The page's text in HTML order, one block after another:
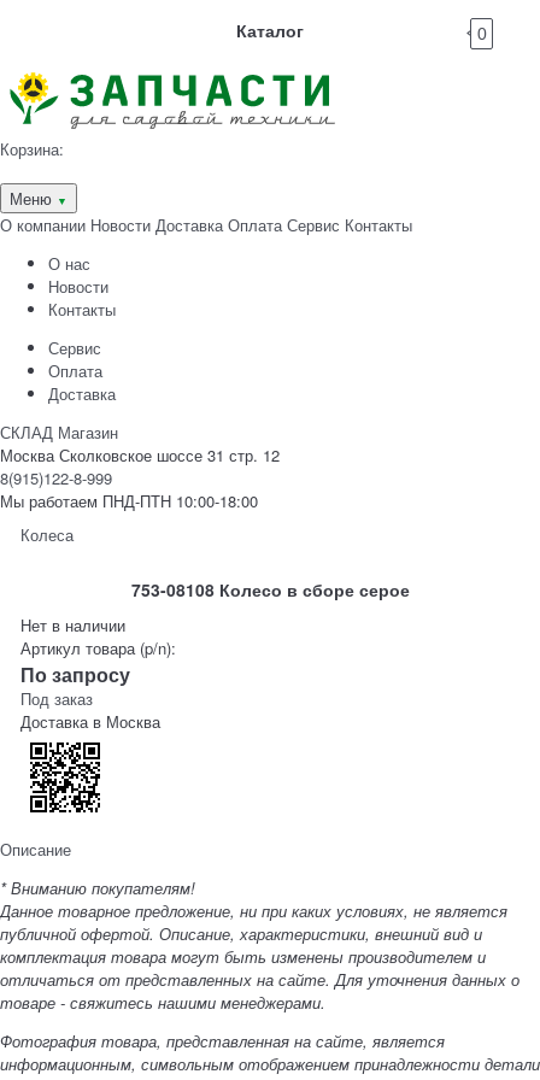
Каталог 0
Корзина:
Меню ▼
О компании Новости Доставка Оплата Сервис Контакты
О нас
Новости
Контакты
Сервис
Оплата
Доставка
СКЛАД Магазин
Москва Сколковское шоссе 31 стр. 12
8(915)122-8-999
Мы работаем ПНД-ПТН 10:00-18:00
Колеса
753-08108 Колесо в сборе серое
Нет в наличии
Артикул товара (p/n):
По запросу
Под заказ
Доставка в Москва
Описание
* Вниманию покупателям!
Данное товарное предложение, ни при каких условиях, не является
публичной офертой. Описание, характеристики, внешний вид и
комплектация товара могут быть изменены производителем и
отличаться от представленных на сайте. Для уточнения данных о
товаре - свяжитесь нашими менеджерами.
Фотография товара, представленная на сайте, является
информационным, символьным отображением принадлежности детали